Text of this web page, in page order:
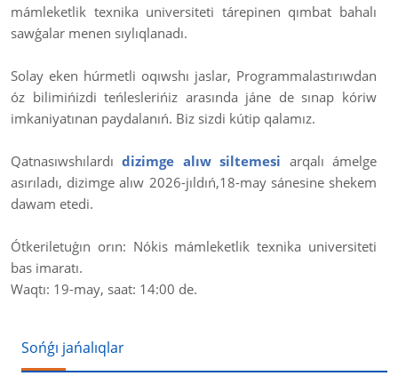
mámleketlik texnika universiteti tárepinen qımbat bahalı
sawǵalar menen sıylıqlanadı.
Solay eken húrmetli oqıwshı jaslar, Programmalastırıwdan
óz bilimińizdi teńleslerińiz arasında jáne de sınap kóriw
imkaniyatınan paydalanıń. Biz sizdi kútip qalamız.
Qatnasıwshılardıdizimge alıw siltemesi arqalı ámelge
asırıladı, dizimge alıw 2026-jıldıń,18-may sánesine shekem
dawam etedi.
Ótkeriletuǵın orın: Nókis mámleketlik texnika universiteti
bas imaratı.
Waqtı: 19-may, saat: 14:00 de.
Sońǵı jańalıqlar